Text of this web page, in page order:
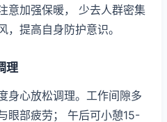
意加强保暖， 少去人群密集
提高自身防护意识。
理
身心放松调理。工作间隙多
眼部疲劳； 午后可小憩15-